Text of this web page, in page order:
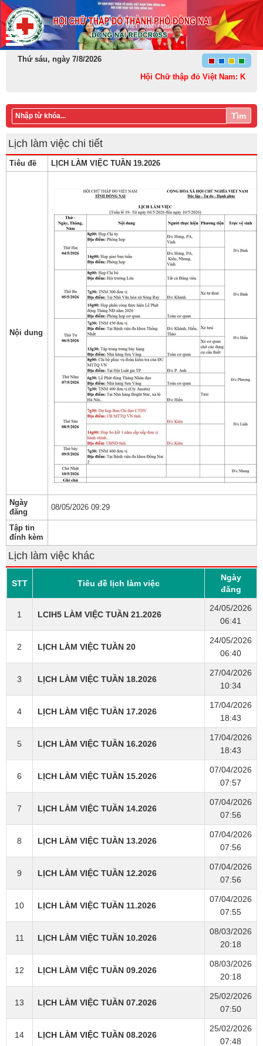
Thứ sáu, ngày 7/8/2026
Hội Chữ thập đỏ Việt Nam: Kết nối
Tìm
Lịch làm việc chi tiết
Tiêu đề LỊCH LÀM VIỆC TUẦN 19.2026
Nội dung
Ngày
đăng
08/05/2026 09:29
Tập tin
đính kèm
Lịch làm việc khác
STT Tiêu đề lịch làm việc
Ngày
đăng
1 LCIH5 LÀM VIỆC TUẦN 21.2026
24/05/2026
06:41
2 LỊCH LÀM VIỆC TUẦN 20
24/05/2026
06:40
3 LỊCH LÀM VIỆC TUẦN 18.2026
27/04/2026
10:34
4 LỊCH LÀM VIỆC TUẦN 17.2026
17/04/2026
18:43
5 LỊCH LÀM VIỆC TUẦN 16.2026
17/04/2026
18:43
6 LỊCH LÀM VIỆC TUẦN 15.2026
07/04/2026
07:57
7 LỊCH LÀM VIỆC TUẦN 14.2026
07/04/2026
07:56
8 LỊCH LÀM VIỆC TUẦN 13.2026
07/04/2026
07:56
9 LỊCH LÀM VIỆC TUẦN 12.2026
07/04/2026
07:56
10 LỊCH LÀM VIỆC TUẦN 11.2026
07/04/2026
07:55
11 LỊCH LÀM VIỆC TUẦN 10.2026
08/03/2026
20:18
12 LỊCH LÀM VIỆC TUẦN 09.2026
08/03/2026
20:18
13 LỊCH LÀM VIỆC TUẦN 07.2026
25/02/2026
07:50
14 LỊCH LÀM VIỆC TUẦN 08.2026
25/02/2026
07:48